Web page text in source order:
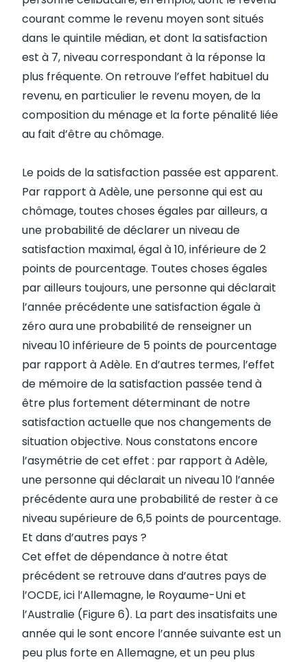
courant comme le revenu moyen sont situés
dans le quintile médian, et dont la satisfaction
est à 7, niveau correspondant à la réponse la
plus fréquente. On retrouve l’effet habituel du
revenu, en particulier le revenu moyen, de la
composition du ménage et la forte pénalité liée
au fait d’être au chômage.
Le poids de la satisfaction passée est apparent.
Par rapport à Adèle, une personne qui est au
chômage, toutes choses égales par ailleurs, a
une probabilité de déclarer un niveau de
satisfaction maximal, égal à 10, inférieure de 2
points de pourcentage. Toutes choses égales
par ailleurs toujours, une personne qui déclarait
l’année précédente une satisfaction égale à
zéro aura une probabilité de renseigner un
niveau 10 inférieure de 5 points de pourcentage
par rapport à Adèle. En d’autres termes, l’effet
de mémoire de la satisfaction passée tend à
être plus fortement déterminant de notre
satisfaction actuelle que nos changements de
situation objective. Nous constatons encore
l’asymétrie de cet effet : par rapport à Adèle,
une personne qui déclarait un niveau 10 l’année
précédente aura une probabilité de rester à ce
niveau supérieure de 6,5 points de pourcentage.
Et dans d’autres pays ?
Cet effet de dépendance à notre état
précédent se retrouve dans d’autres pays de
l’OCDE, ici l’Allemagne, le Royaume-Uni et
l’Australie (Figure 6). La part des insatisfaits une
année qui le sont encore l’année suivante est un
peu plus forte en Allemagne, et un peu plus